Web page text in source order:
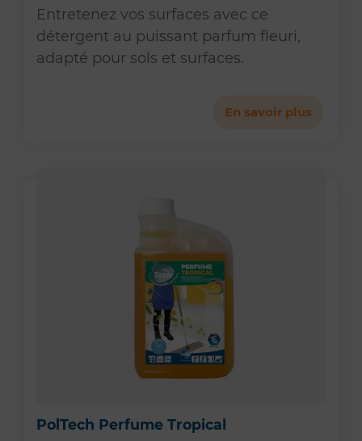
Entretenez vos surfaces avec ce
détergent au puissant parfum fleuri,
adapté pour sols et surfaces.
En savoir plus
PolTech Perfume Tropical